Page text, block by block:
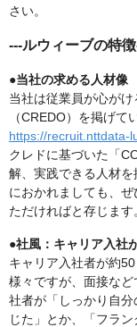
さい。
---ルウィーブの特
●当社の求める人材像
当社は従業員が心が
（CREDO）を掲げて
https://recruit.nttdata-
クレドに基づいた「
解、実践できる人材
におかれましても、
ただければと存じます
●社風：キャリア入社
キャリア入社者が約
様々ですが、面接な
社者が「しっかり自
じた」とか、「フラ